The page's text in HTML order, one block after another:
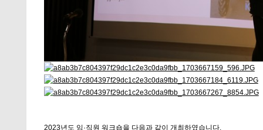
2023년도 임·직원 워크숍을 다음과 같이 개최하였습니다.